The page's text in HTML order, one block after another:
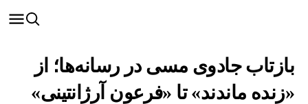
بازتاب جادوی مسی در رسانه‌ها؛ از
«زنده ماندند» تا «فرعون آرژانتینی»